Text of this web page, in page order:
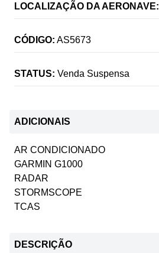
LOCALIZAÇÃO DA AERONAVE:
CÓDIGO: AS5673
STATUS: Venda Suspensa
ADICIONAIS
AR CONDICIONADO
GARMIN G1000
RADAR
STORMSCOPE
TCAS
DESCRIÇÃO